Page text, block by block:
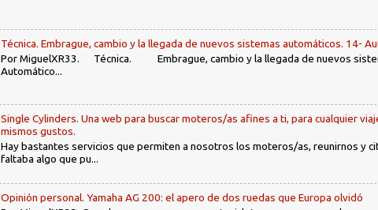
Técnica. Embrague, cambio y la llegada de nuevos sistemas automáticos. 14-
Por MiguelXR33. Técnica. Embrague, cambio y la llegada de nuevos
Automático...
Single Cylinders. Una web para buscar moteros/as afines a ti, para cualquier
mismos gustos.
Hay bastantes servicios que permiten a nosotros los moteros/as, reunirnos y
faltaba algo que pu...
Opinión personal. Yamaha AG 200: el apero de dos ruedas que Europa olvidó